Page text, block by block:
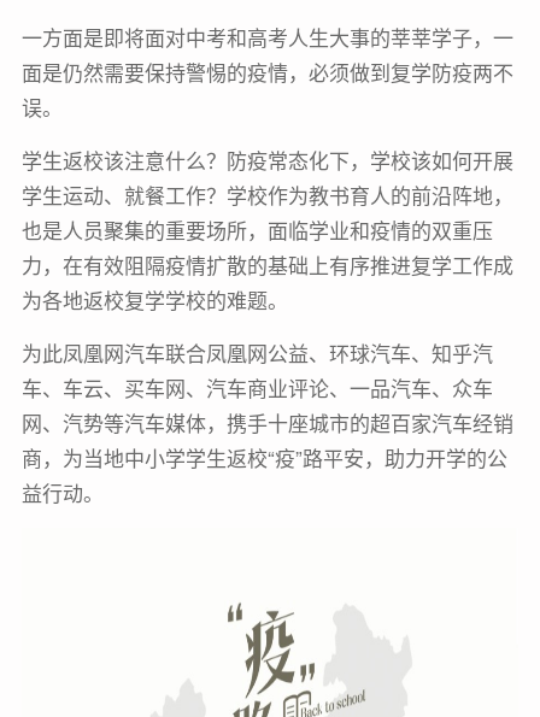
一方面是即将面对中考和高考人生大事的莘莘学子，一
面是仍然需要保持警惕的疫情，必须做到复学防疫两不
误。
学生返校该注意什么？防疫常态化下，学校该如何开展
学生运动、就餐工作？学校作为教书育人的前沿阵地，
也是人员聚集的重要场所，面临学业和疫情的双重压
力，在有效阻隔疫情扩散的基础上有序推进复学工作成
为各地返校复学学校的难题。
为此凤凰网汽车联合凤凰网公益、环球汽车、知乎汽
车、车云、买车网、汽车商业评论、一品汽车、众车
网、汽势等汽车媒体，携手十座城市的超百家汽车经销
商，为当地中小学学生返校“疫”路平安，助力开学的公
益行动。